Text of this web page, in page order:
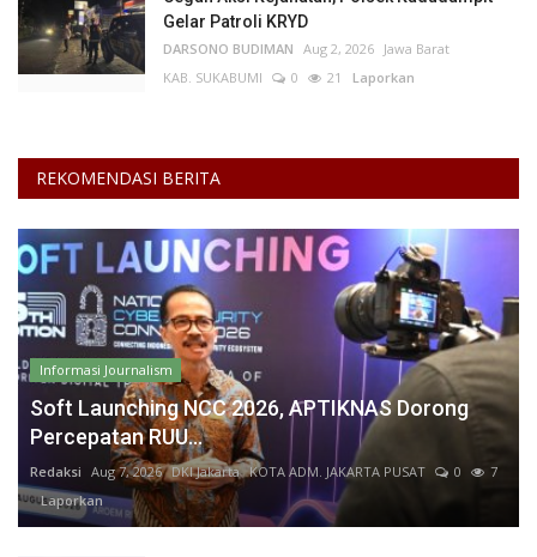
Gelar Patroli KRYD
DARSONO BUDIMAN Aug 2, 2026 Jawa Barat
KAB. SUKABUMI
0 21 Laporkan
REKOMENDASI BERITA
Informasi Journalism
Soft Launching NCC 2026, APTIKNAS Dorong
Percepatan RUU...
Redaksi Aug 7, 2026 DKI Jakarta KOTA ADM. JAKARTA PUSAT 0
7
Laporkan